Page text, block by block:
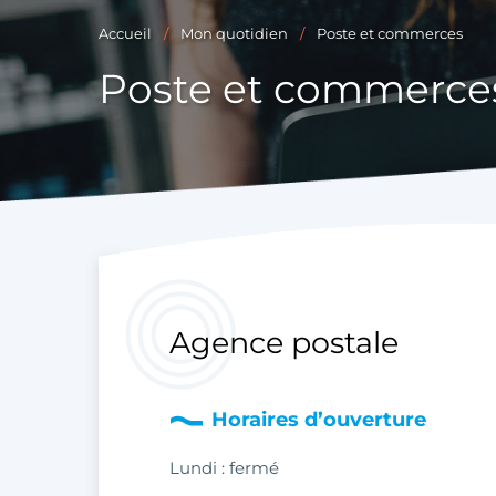
Accueil Mon quotidien Poste et commerces
Poste et
Agence postale
Horaires d’ouverture
Lundi : fermé